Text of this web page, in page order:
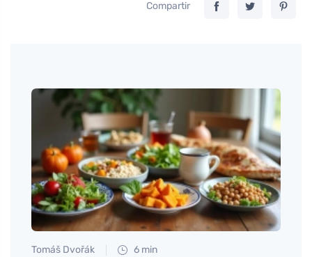
Compartir
Tomáš Dvořák 6 min